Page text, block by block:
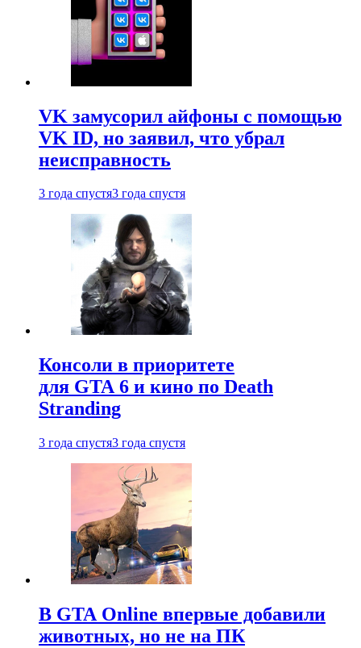
VK замусорил айфоны с помощью
VK ID, но заявил, что убрал
неисправность
3 года спустя3 года спустя
Консоли в приоритете
для GTA 6 и кино по Death
Stranding
3 года спустя3 года спустя
В GTA Online впервые добавили
животных, но не на ПК